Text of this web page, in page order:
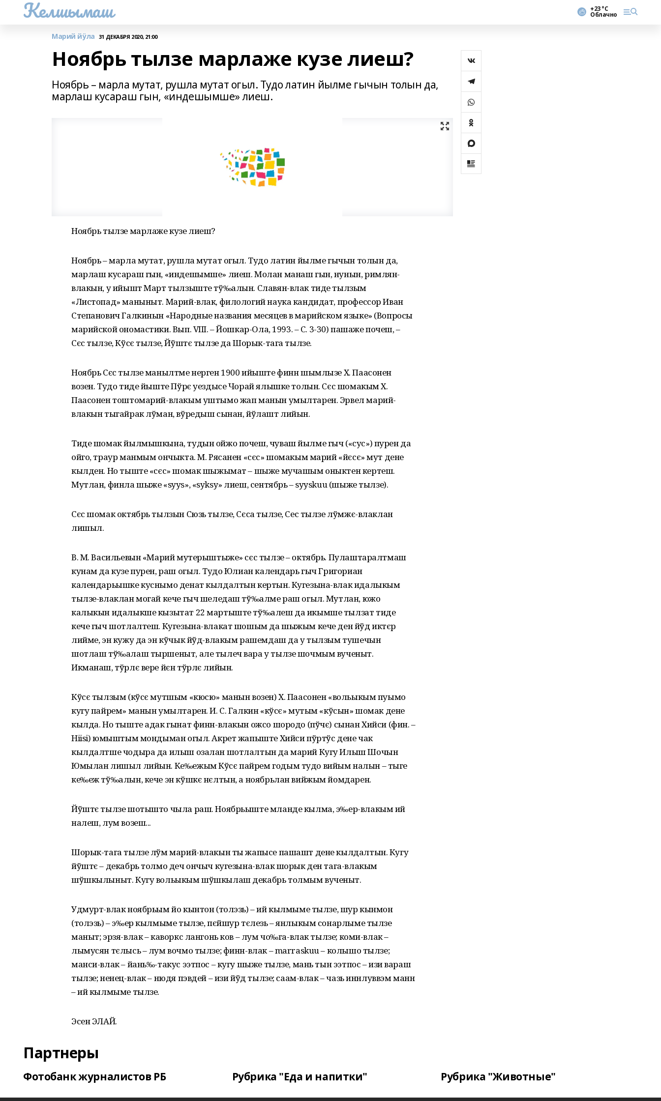
Келшымаш +23 °С
Облачно
Марий йӱла 31 ДЕКАБРЯ 2020, 21:00
Ноябрь тылзе марлаже кузе лиеш?
Ноябрь – марла мутат, рушла мутат огыл. Тудо латин йылме гычын толын да,
марлаш кусараш гын, «индешымше» лиеш.
Ноябрь тылзе марлаже кузе лиеш?
Ноябрь – марла мутат, рушла мутат огыл. Тудо латин йылме гычын толын да,
марлаш кусараш гын, «индешымше» лиеш. Молан манаш гын, нунын, римлян-
влакын, у ийышт Март тылзыште тў‰алын. Славян-влак тиде тылзым
«Листопад» маныныт. Марий-влак, филологий наука кандидат, профессор Иван
Степанович Галкинын «Народные названия месяцев в марийском языке» (Вопросы
марийской ономастики. Вып. VIII. – Йошкар-Ола, 1993. – С. 3-30) пашаже почеш, –
Сєс тылзе, Кўсє тылзе, Йўштє тылзе да Шорык-тага тылзе.
Ноябрь Сєс тылзе манылтме нерген 1900 ийыште финн шымлызе Х. Паасонен
возен. Тудо тиде йыште Пўрє уездысе Чорай ялышке толын. Сєс шомакым Х.
Паасонен тоштомарий-влакым уштымо жап манын умылтарен. Эрвел марий-
влакын тыгайрак лўман, вўредыш сынан, йўлашт лийын.
Тиде шомак йылмышкына, тудын ойжо почеш, чуваш йылме гыч («сус») пурен да
ойго, траур манмым ончыкта. М. Рясанен «сєс» шомакым марий «йєсє» мут дене
кылден. Но тыште «сєс» шомак шыжымат – шыже мучашым оныктен кертеш.
Мутлан, финла шыже «syys», «syksy» лиеш, сентябрь – syyskuu (шыже тылзе).
Сєс шомак октябрь тылзын Сюзь тылзе, Сєса тылзе, Сес тылзе лўмжє-влаклан
лишыл.
В. М. Васильевын «Марий мутерыштыже» сєс тылзе – октябрь. Пулаштаралтмаш
кунам да кузе пурен, раш огыл. Тудо Юлиан календарь гыч Григориан
календарьышке куснымо денат кылдалтын кертын. Кугезына-влак идалыкым
тылзе-влаклан могай кече гыч шеледаш тў‰алме раш огыл. Мутлан, южо
калыкын идалыкше кызытат 22 мартыште тў‰алеш да икымше тылзат тиде
кече гыч шотлалтеш. Кугезына-влакат шошым да шыжым кече ден йўд иктєр
лийме, эн кужу да эн кўчык йўд-влакым рашемдаш да у тылзым тушечын
шотлаш тў‰алаш тыршеныт, але тылеч вара у тылзе шочмым вученыт.
Икманаш, тўрлє вере йєн тўрлє лийын.
Кўсє тылзым (кўсє мутшым «кюсю» манын возен) Х. Паасонен «вольыкым пуымо
кугу пайрем» манын умылтарен. И. С. Галкин «кўсє» мутым «кўсын» шомак дене
кылда. Но тыште адак гынат финн-влакын ожсо шородо (пўчє) сынан Хийси (фин. –
Hiisi) юмыштым мондыман огыл. Акрет жапыште Хийси пўртўс дене чак
кылдалтше чодыра да илыш озалан шотлалтын да марий Кугу Илыш Шочын
Юмылан лишыл лийын. Ке‰ежым Кўсє пайрем годым тудо вийым налын – тыге
ке‰еж тў‰алын, кече эн кўшкє нєлтын, а ноябрьлан вийжым йомдарен.
Йўштє тылзе шотышто чыла раш. Ноябрьыште мланде кылма, э‰ер-влакым ий
налеш, лум возеш...
Шорык-тага тылзе лўм марий-влакын ты жапысе пашашт дене кылдалтын. Кугу
йўштє – декабрь толмо деч ончыч кугезына-влак шорык ден тага-влакым
шўшкылыныт. Кугу вольыкым шўшкылаш декабрь толмым вученыт.
Удмурт-влак ноябрьым йо кынтон (толэзь) – ий кылмыме тылзе, шур кынмон
(толэзь) – э‰ер кылмыме тылзе, пєйшур тєлезь – янлыкым сонарлыме тылзе
маныт; эрзя-влак – каворкс лангонь ков – лум чо‰га-влак тылзе; коми-влак –
лымусян тєлысь – лум вочмо тылзе; финн-влак – marraskuu – колышо тылзе;
манси-влак – йань‰-такус ээтпос – кугу шыже тылзе, мань тын ээтпос – изи вараш
тылзе; ненец-влак – нюдя пэвдей – изи йўд тылзе; саам-влак – чазь иннлуввэм манн
– ий кылмыме тылзе.
Эсен ЭЛАЙ.
Партнеры
Фотобанк журналистов РБ Рубрика "Еда и напитки" Рубрика "Животные"